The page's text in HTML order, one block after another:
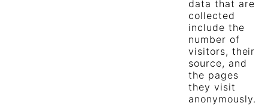
data that are
collected
include the
number of
visitors, their
source, and
the pages
they visit
anonymously.